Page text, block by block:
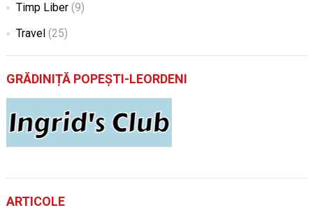
Timp Liber(9)
Travel (25)
GRĂDINIȚĂ POPEȘTI-LEORDENI
ARTICOLE